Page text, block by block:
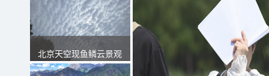
北京天空现鱼鳞云景观